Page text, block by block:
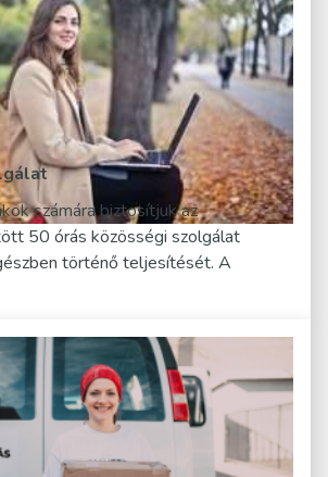
számára biztosítjuk az
50 órás közösségi szolgálat
történő teljesítését. A